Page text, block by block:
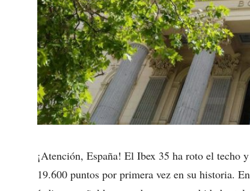
¡Atención, España! El Ibex 35 ha roto el techo
19.600 puntos por primera vez en su historia.